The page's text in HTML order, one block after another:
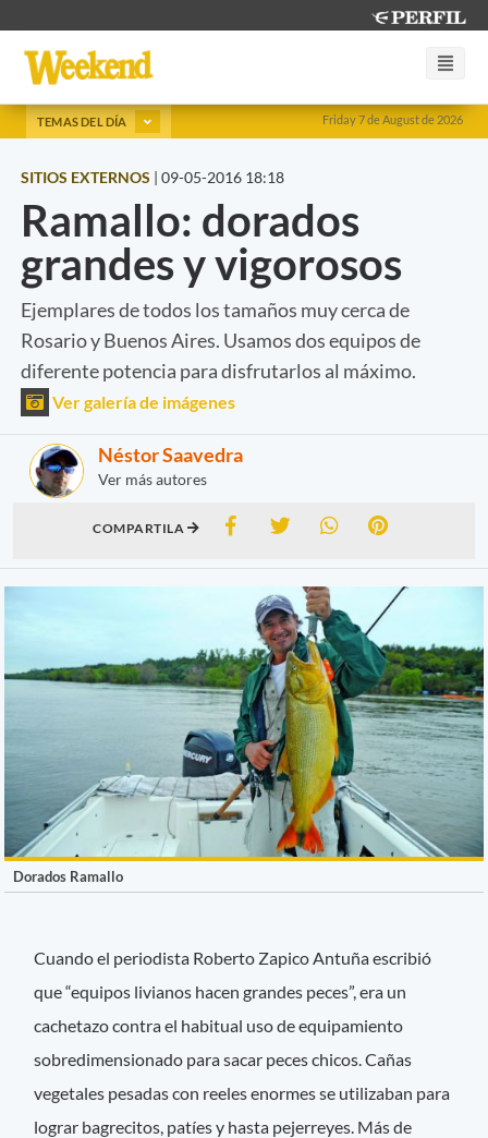
Friday 7 de August de 2026
TEMAS DEL DÍA
SITIOS EXTERNOS | 09-05-2016 18:18
Ramallo: dorados
grandes y vigorosos
Ejemplares de todos los tamaños muy cerca de
Rosario y Buenos Aires. Usamos dos equipos de
diferente potencia para disfrutarlos al máximo.
Ver galería de imágenes
Néstor Saavedra
Ver más autores
COMPARTILA
Dorados Ramallo
Cuando el periodista Roberto Zapico Antuña escribió
que “equipos livianos hacen grandes peces”, era un
cachetazo contra el habitual uso de equipamiento
sobredimensionado para sacar peces chicos. Cañas
vegetales pesadas con reeles enormes se utilizaban para
lograr bagrecitos, patíes y hasta pejerreyes. Más de